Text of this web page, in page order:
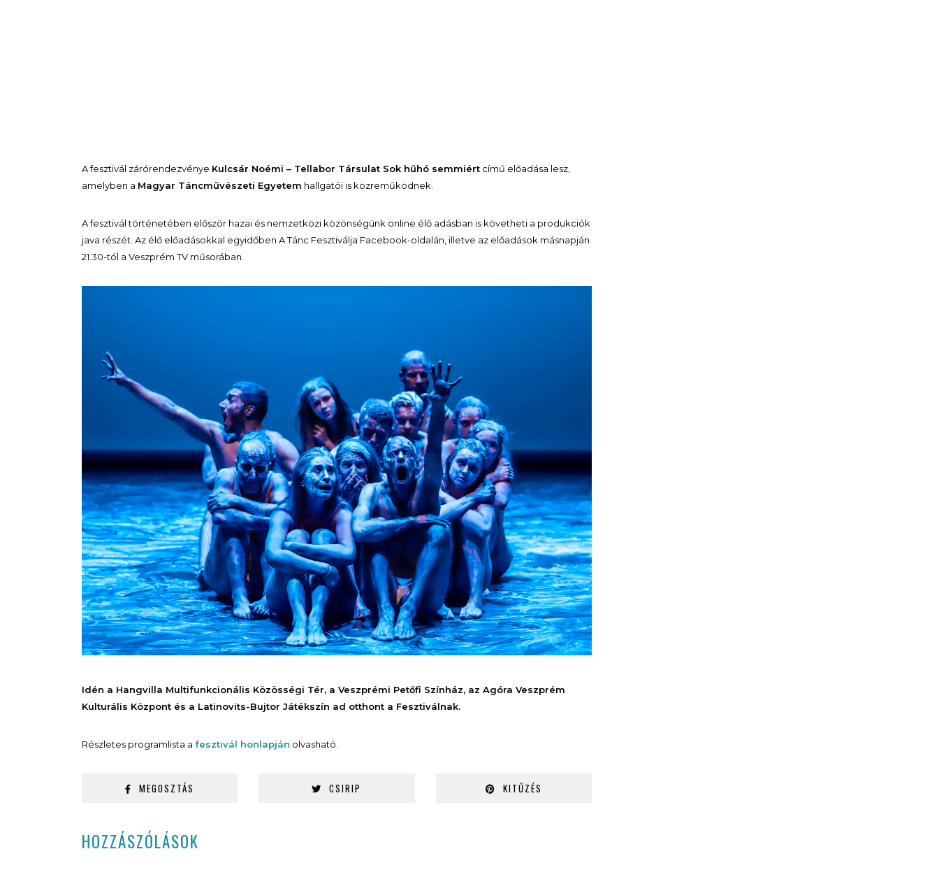
A fesztivál zárórendezvénye Kulcsár Noémi – Tellabor Társulat Sok hűhó semmiért című előadása lesz,
amelyben a Magyar Táncművészeti Egyetem hallgatói is közreműködnek.
A fesztivál történetében először hazai és nemzetközi közönségünk online élő adásban is követheti a produkciók
java részét. Az élő előadásokkal egyidőben A Tánc Fesztiválja Facebook-oldalán, illetve az előadások másnapján
21.30-tól a Veszprém TV műsorában.
Idén a Hangvilla Multifunkcionális Közösségi Tér, a Veszprémi Petőfi Színház, az Agóra Veszprém
Kulturális Központ és a Latinovits-Bujtor Játékszín ad otthont a Fesztiválnak.
Részletes programlista a fesztivál honlapján olvasható.
MEGOSZTÁS CSIRIP KITŰZÉS
HOZZÁSZÓLÁSOK